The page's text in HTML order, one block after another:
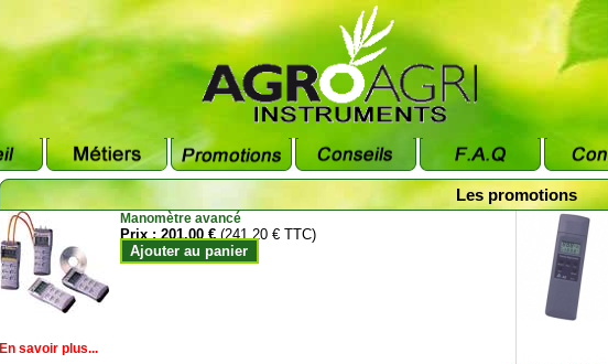
Les promotions
Manomètre avancé
Prix :201.00 € (241.20 € TTC)
Ajouter au panier
En savoir plus...